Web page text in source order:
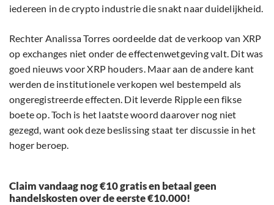
iedereen in de crypto industrie die snakt naar duidelijkheid.
Rechter Analissa Torres oordeelde dat de verkoop van XRP
op exchanges niet onder de effectenwetgeving valt. Dit was
goed nieuws voor XRP houders. Maar aan de andere kant
werden de institutionele verkopen wel bestempeld als
ongeregistreerde effecten. Dit leverde Ripple een fikse
boete op. Toch is het laatste woord daarover nog niet
gezegd, want ook deze beslissing staat ter discussie in het
hoger beroep.
Claim vandaag nog €10 gratis en betaal geen
handelskosten over de eerste €10.000!